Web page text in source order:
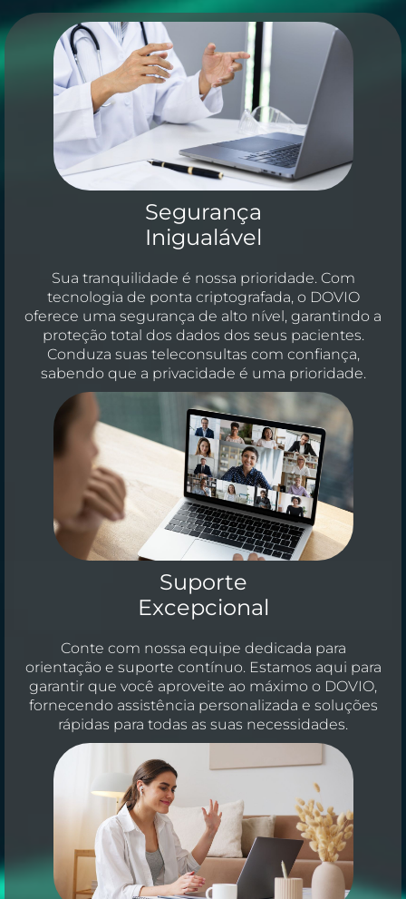
Segurança
Inigualável
Sua tranquilidade é nossa prioridade. Com
tecnologia de ponta criptografada, o DOVIO
oferece uma segurança de alto nível, garantindo a
proteção total dos dados dos seus pacientes.
Conduza suas teleconsultas com confiança,
sabendo que a privacidade é uma prioridade.
Suporte
Excepcional
Conte com nossa equipe dedicada para
orientação e suporte contínuo. Estamos aqui para
garantir que você aproveite ao máximo o DOVIO,
fornecendo assistência personalizada e soluções
rápidas para todas as suas necessidades.